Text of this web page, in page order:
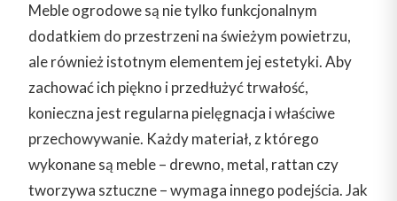
Meble ogrodowe są nie tylko funkcjonalnym
dodatkiem do przestrzeni na świeżym powietrzu,
ale również istotnym elementem jej estetyki. Aby
zachować ich piękno i przedłużyć trwałość,
konieczna jest regularna pielęgnacja i właściwe
przechowywanie. Każdy materiał, z którego
wykonane są meble – drewno, metal, rattan czy
tworzywa sztuczne – wymaga innego podejścia. Jak